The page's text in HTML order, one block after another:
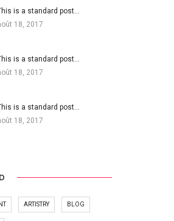
is a standard post…
18, 2017
is a standard post…
18, 2017
is a standard post…
18, 2017
ARTISTRY BLOG